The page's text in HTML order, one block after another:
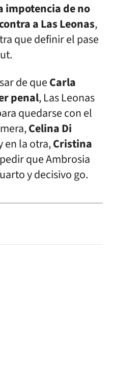
impotencia de no
a Las Leonas,
que definir el pase
de queCarla
penal, Las Leonas
quedarse con el
Celina Di
en la otra,Cristina
que Ambrosia
y decisivo go.